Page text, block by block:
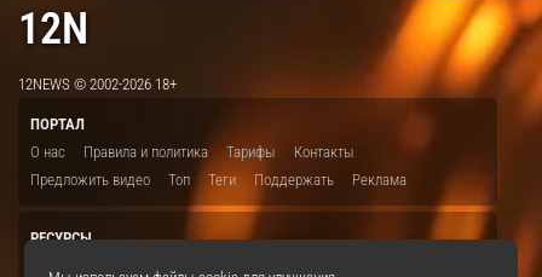
12N
12NEWS © 2002-2026 18+
ПОРТАЛ
О нас
Правила и политика Тарифы
Контакты
Предложить видео
Топ Теги Поддержать Реклама
РЕСУРСЫ